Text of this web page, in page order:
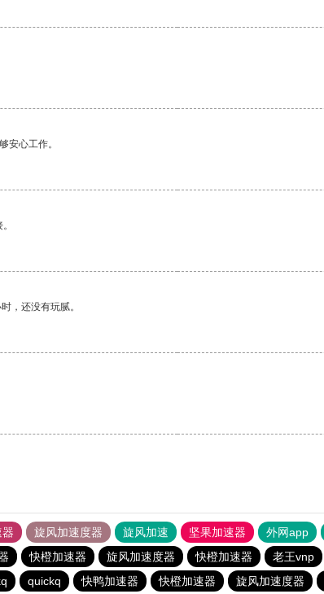
安心工作。
，还没有玩腻。
旋风加速度器 旋风加速 坚果加速器 外网app
快橙加速器 旋风加速度器 快橙加速器 老王vnp
quickq 快鸭加速器 快橙加速器 旋风加速度器